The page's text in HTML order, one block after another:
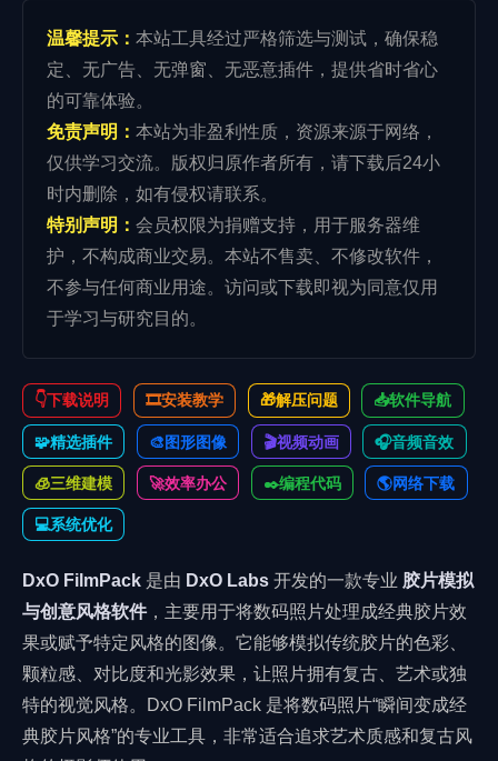
温馨提示： 本站工具经过严格筛选与测试，确保稳
定、无广告、无弹窗、无恶意插件，提供省时省心
的可靠体验。
免责声明： 本站为非盈利性质，资源来源于网络，
仅供学习交流。版权归原作者所有，请下载后24小
时内删除，如有侵权请联系。
特别声明： 会员权限为捐赠支持，用于服务器维
护，不构成商业交易。本站不售卖、不修改软件，
不参与任何商业用途。访问或下载即视为同意仅用
于学习与研究目的。
👇下载说明 🎞️安装教学 🎁解压问题 📥软件导航
🧩精选插件 🎨图形图像 🎬视频动画 🎧音频音效
🧊三维建模 🚀效率办公 ✒️编程代码 🌎️网络下载
💻系统优化
DxO FilmPack 是由 DxO Labs 开发的一款专业 胶片模拟
与创意风格软件，主要用于将数码照片处理成经典胶片效
果或赋予特定风格的图像。它能够模拟传统胶片的色彩、
颗粒感、对比度和光影效果，让照片拥有复古、艺术或独
特的视觉风格。DxO FilmPack 是将数码照片“瞬间变成经
典胶片风格”的专业工具，非常适合追求艺术质感和复古风